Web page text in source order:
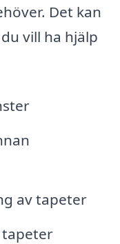
Det kan
vill ha hjälp
av tapeter
tapeter